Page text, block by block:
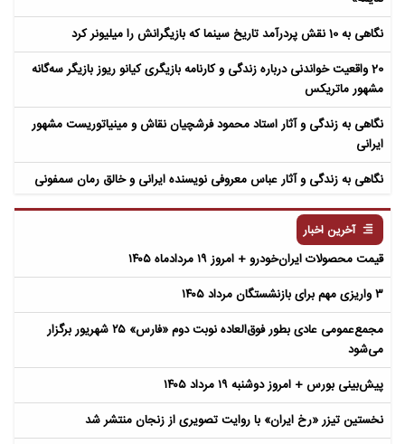
نگاهی به 10 نقش پردرآمد تاریخ سینما که بازیگرانش را میلیونر کرد
20 واقعیت خواندنی درباره زندگی و کارنامه بازیگری کیانو ریوز بازیگر سه‌گانه
مشهور ماتریکس
نگاهی به زندگی و آثار استاد محمود فرشچیان نقاش و مینیاتوریست مشهور
ایرانی
نگاهی به زندگی و آثار عباس معروفی نویسنده ایرانی و خالق رمان سمفونی
آخرین اخبار
قیمت محصولات ایران‌خودرو + امروز ۱۹ مردادماه ۱۴۰۵
۳ واریزی مهم برای بازنشستگان مرداد ۱۴۰۵
مجمع‌عمومی عادی بطور فوق‌العاده نوبت دوم «فارس» ۲۵ شهریور برگزار
می‌شود
​پیش‌بینی بورس + امروز دوشنبه ۱۹ مرداد ۱۴۰۵
نخستین تیزر «رخ ایران» با روایت تصویری از زنجان منتشر شد